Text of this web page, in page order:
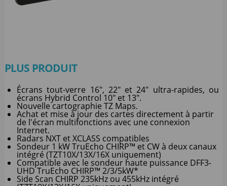
PLUS PRODUIT
Écrans tout-verre 16", 22" et 24" ultra-rapides, ou
écrans Hybrid Control 10" et 13".
Nouvelle cartographie TZ Maps.
Achat et mise à jour des cartes directement à partir
de l'écran multifonctions avec une connexion
Internet.
Radars NXT et XCLASS compatibles
Sondeur 1 kW TruEcho CHIRP™ et CW à deux canaux
intégré (TZT10X/13X/16X uniquement)
Compatible avec le sondeur haute puissance DFF3-
UHD TruEcho CHIRP™ 2/3/5kW*
Side Scan CHIRP 235kHz ou 455kHz intégré